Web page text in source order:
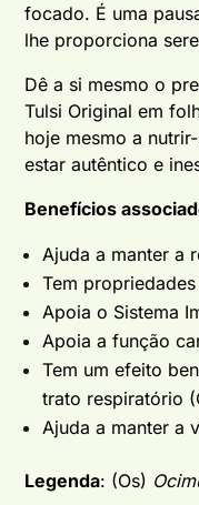
focado. É uma
lhe proporciona
Dê a si mesmo o
Tulsi Original em
hoje mesmo a
estar autêntico e
Benefícios
Ajuda a manter a
Tem
Apoia o Sistema
Apoia a função
Tem um efeito
trato respiratório
Ajuda a manter a
Legenda: (Os)